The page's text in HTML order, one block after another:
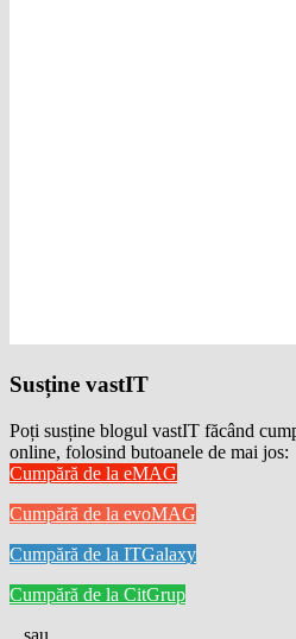
Susține vastIT
Poți susține blogul vastIT făcând
online, folosind butoanele de mai jos:
Cumpără de la eMAG
Cumpără de la evoMAG
Cumpără de la ITGalaxy
Cumpără de la CitGrup
...sau